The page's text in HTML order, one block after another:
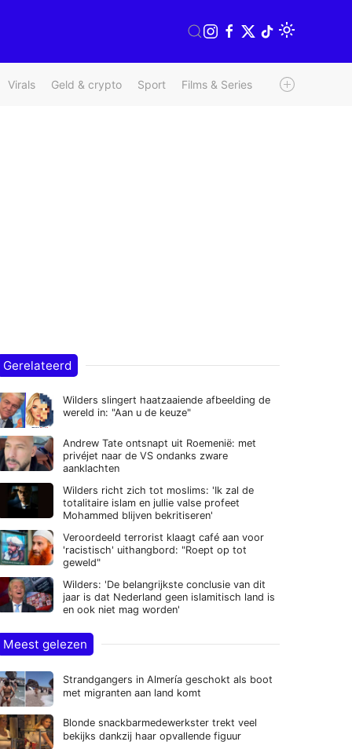
Virals Geld & crypto Sport Films & Series Radio & TV
Gerelateerd
Wilders slingert haatzaaiende afbeelding de
wereld in: "Aan u de keuze"
Andrew Tate ontsnapt uit Roemenië: met
privéjet naar de VS ondanks zware
aanklachten
Wilders richt zich tot moslims: 'Ik zal de
totalitaire islam en jullie valse profeet
Mohammed blijven bekritiseren'
Veroordeeld terrorist klaagt café aan voor
'racistisch' uithangbord: "Roept op tot
geweld"
Wilders: 'De belangrijkste conclusie van dit
jaar is dat Nederland geen islamitisch land is
en ook niet mag worden'
Meest gelezen
Strandgangers in Almería geschokt als boot
met migranten aan land komt
Blonde snackbarmedewerkster trekt veel
bekijks dankzij haar opvallende figuur